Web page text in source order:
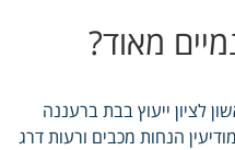
מאוד?
לציון ייעוץ בבת ברעננה
הנחות מכבים ורעות דרג